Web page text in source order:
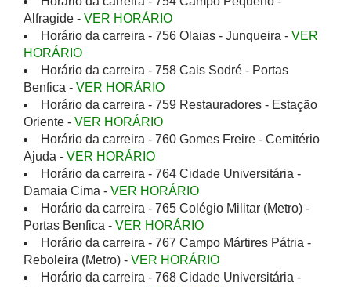
Alfragide - VER HORÁRIO
Horário da carreira - 756 Olaias - Junqueira - VER
HORÁRIO
Horário da carreira - 758 Cais Sodré - Portas
Benfica - VER HORÁRIO
Horário da carreira - 759 Restauradores - Estação
Oriente - VER HORÁRIO
Horário da carreira - 760 Gomes Freire - Cemitério
Ajuda - VER HORÁRIO
Horário da carreira - 764 Cidade Universitária -
Damaia Cima - VER HORÁRIO
Horário da carreira - 765 Colégio Militar (Metro) -
Portas Benfica - VER HORÁRIO
Horário da carreira - 767 Campo Mártires Pátria -
Reboleira (Metro) - VER HORÁRIO
Horário da carreira - 768 Cidade Universitária -